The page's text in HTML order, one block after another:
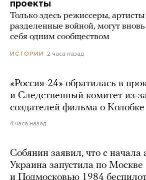
проекты
Только здесь режиссеры,
разделенные войной, могут вновь
себя одним сообществом
ИСТОРИИ 2 часа назад
«Россия-24» обратилась в
и Следственный комитет из-
создателей фильма о Колобке
4 часа назад
Собянин заявил, что с начала
Украина запустила по Москве
и Подмосковью 1984